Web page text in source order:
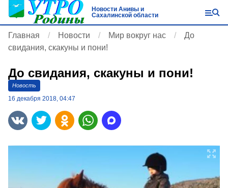
Новости Анивы и
Сахалинской области
Главная Новости Мир вокруг нас
До
свидания, скакуны и пони!
До свидания, скакуны и пони!
Новость
16 декабря 2018, 04:47